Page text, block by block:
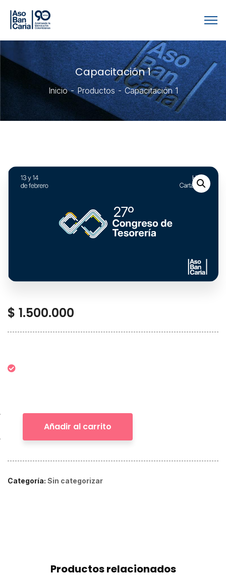
Capacitación 1
Inicio Productos Capacitación 1
$ 1.500.000
Añadir al carrito
Categoría: Sin categorizar
Productos relacionados